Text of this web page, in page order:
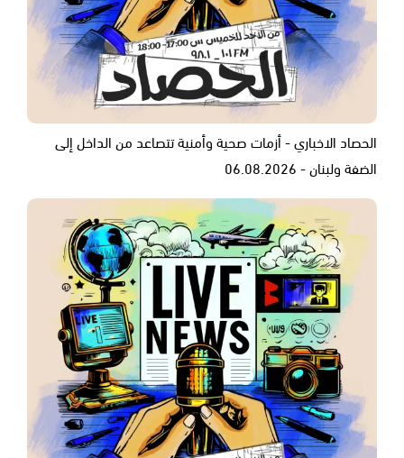
الحصاد الاخباري - أزمات صحية وأمنية تتصاعد من الداخل إلى
الضفة ولبنان - 06.08.2026